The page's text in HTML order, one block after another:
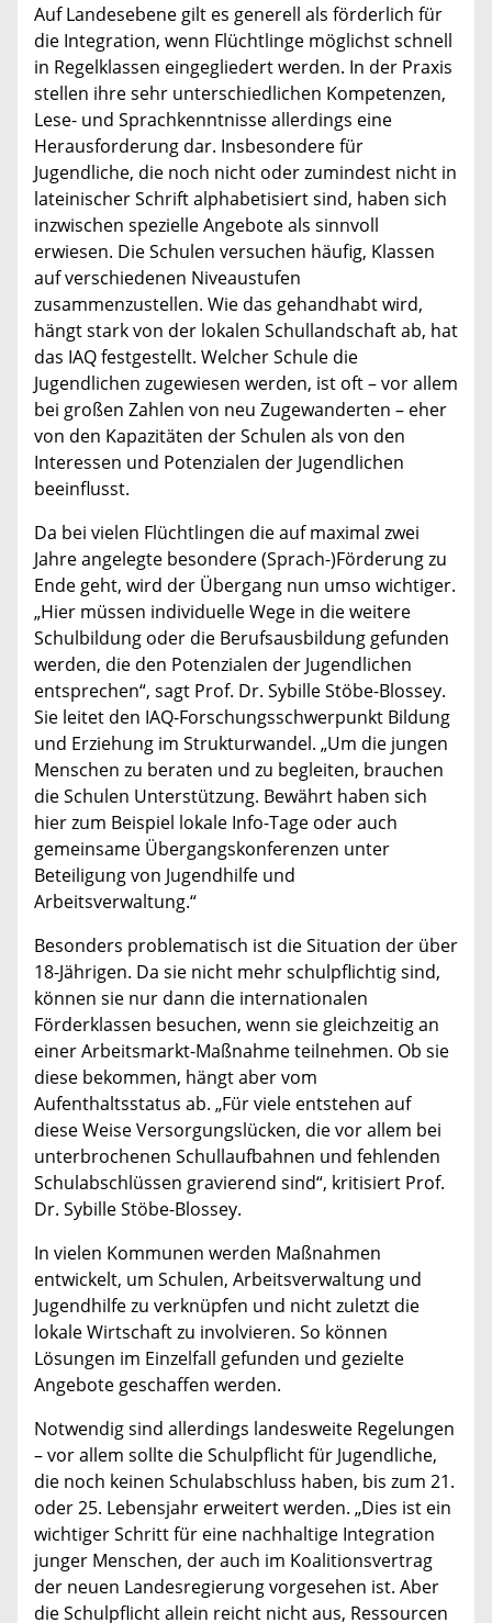
Auf Landesebene gilt es generell als förderlich für
die Integration, wenn Flüchtlinge möglichst schnell
in Regelklassen eingegliedert werden. In der Praxis
stellen ihre sehr unterschiedlichen Kompetenzen,
Lese- und Sprachkenntnisse allerdings eine
Herausforderung dar. Insbesondere für
Jugendliche, die noch nicht oder zumindest nicht in
lateinischer Schrift alphabetisiert sind, haben sich
inzwischen spezielle Angebote als sinnvoll
erwiesen. Die Schulen versuchen häufig, Klassen
auf verschiedenen Niveaustufen
zusammenzustellen. Wie das gehandhabt wird,
hängt stark von der lokalen Schullandschaft ab, hat
das IAQ festgestellt. Welcher Schule die
Jugendlichen zugewiesen werden, ist oft – vor allem
bei großen Zahlen von neu Zugewanderten – eher
von den Kapazitäten der Schulen als von den
Interessen und Potenzialen der Jugendlichen
beeinflusst.
Da bei vielen Flüchtlingen die auf maximal zwei
Jahre angelegte besondere (Sprach-)Förderung zu
Ende geht, wird der Übergang nun umso wichtiger.
„Hier müssen individuelle Wege in die weitere
Schulbildung oder die Berufsausbildung gefunden
werden, die den Potenzialen der Jugendlichen
entsprechen“, sagt Prof. Dr. Sybille Stöbe-Blossey.
Sie leitet den IAQ-Forschungsschwerpunkt Bildung
und Erziehung im Strukturwandel. „Um die jungen
Menschen zu beraten und zu begleiten, brauchen
die Schulen Unterstützung. Bewährt haben sich
hier zum Beispiel lokale Info-Tage oder auch
gemeinsame Übergangskonferenzen unter
Beteiligung von Jugendhilfe und
Arbeitsverwaltung.“
Besonders problematisch ist die Situation der über
18-Jährigen. Da sie nicht mehr schulpflichtig sind,
können sie nur dann die internationalen
Förderklassen besuchen, wenn sie gleichzeitig an
einer Arbeitsmarkt-Maßnahme teilnehmen. Ob sie
diese bekommen, hängt aber vom
Aufenthaltsstatus ab. „Für viele entstehen auf
diese Weise Versorgungslücken, die vor allem bei
unterbrochenen Schullaufbahnen und fehlenden
Schulabschlüssen gravierend sind“, kritisiert Prof.
Dr. Sybille Stöbe-Blossey.
In vielen Kommunen werden Maßnahmen
entwickelt, um Schulen, Arbeitsverwaltung und
Jugendhilfe zu verknüpfen und nicht zuletzt die
lokale Wirtschaft zu involvieren. So können
Lösungen im Einzelfall gefunden und gezielte
Angebote geschaffen werden.
Notwendig sind allerdings landesweite Regelungen
– vor allem sollte die Schulpflicht für Jugendliche,
die noch keinen Schulabschluss haben, bis zum 21.
oder 25. Lebensjahr erweitert werden. „Dies ist ein
wichtiger Schritt für eine nachhaltige Integration
junger Menschen, der auch im Koalitionsvertrag
der neuen Landesregierung vorgesehen ist. Aber
die Schulpflicht allein reicht nicht aus, Ressourcen